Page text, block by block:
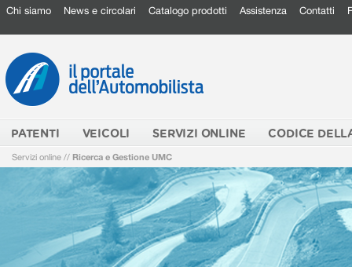
Chi siamo News e circolari Catalogo prodotti Assistenza Contatti
PATENTI VEICOLI SERVIZI ONLINE CODICE
Servizi online // Ricerca e Gestione UMC